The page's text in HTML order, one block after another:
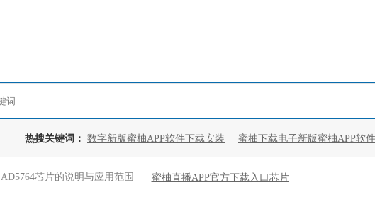
热搜关键词： 数字新版蜜柚APP软件下载安装 蜜柚下载电子新版蜜柚APP软
蜜柚直播APP官方下载入口芯片
AD5764芯片的说明与应用范围